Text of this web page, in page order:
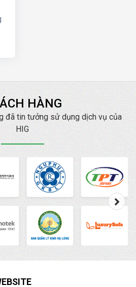
HÀNG
đã tin tưởng sử dụng dịch vụ của
HIG